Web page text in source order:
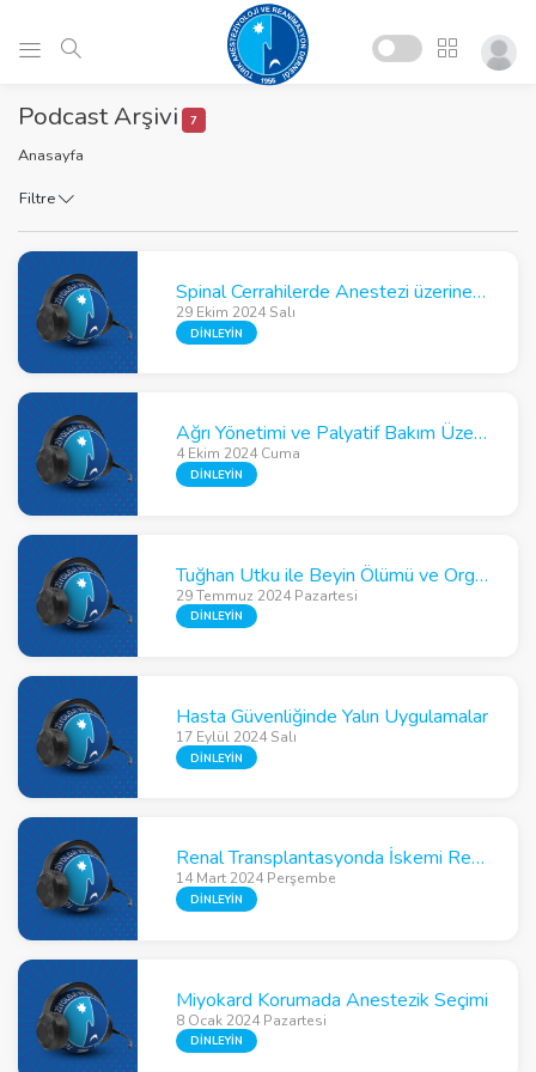
Podcast Arşivi 7
Anasayfa
Filtre
Spinal Cerrahilerde Anestezi üzerine Gözde İnan ile Söyleşi
29 Ekim 2024 Salı
DİNLEYİN
Ağrı Yönetimi ve Palyatif Bakım Üzerine Nurten İnan ile Söyleşi
4 Ekim 2024 Cuma
DİNLEYİN
Tuğhan Utku ile Beyin Ölümü ve Organ Nakli Üzerine Söyleşi
29 Temmuz 2024 Pazartesi
DİNLEYİN
Hasta Güvenliğinde Yalın Uygulamalar
17 Eylül 2024 Salı
DİNLEYİN
Renal Transplantasyonda İskemi Reperfüzyon ve Hemodinamik Yönetim
14 Mart 2024 Perşembe
DİNLEYİN
Miyokard Korumada Anestezik Seçimi
8 Ocak 2024 Pazartesi
DİNLEYİN